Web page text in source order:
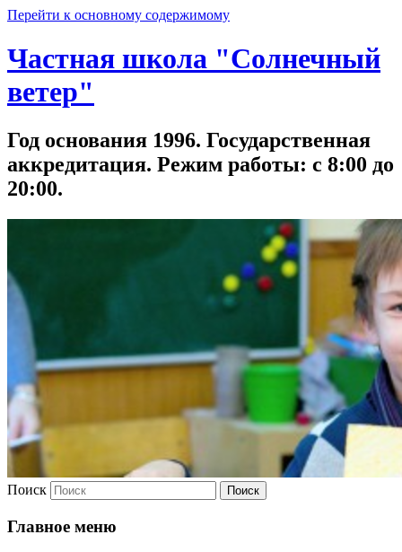
Перейти к основному содержимому
Частная школа "Солнечный
ветер"
Год основания 1996. Государственная
аккредитация. Режим работы: с 8:00 до
20:00.
Поиск
Главное меню